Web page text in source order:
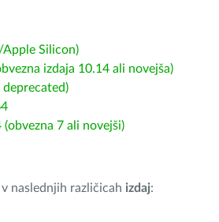
Silicon)
izdaja 10.14 ali novejša)
7 ali novejši)
naslednjih različicah izdaj: